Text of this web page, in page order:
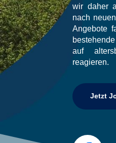
wir daher
nach
Angebote
auf
reagieren.
Jetzt